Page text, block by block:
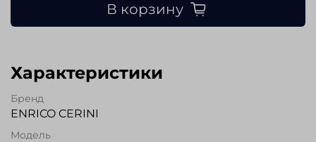
В корзину
Характеристики
Бренд
ENRICO CERINI
Модель